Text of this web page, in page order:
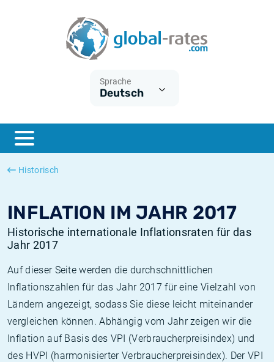
Sprache
Deutsch
Historisch
INFLATION IM JAHR 2017
Historische internationale Inflationsraten für das
Jahr 2017
Auf dieser Seite werden die durchschnittlichen
Inflationszahlen für das Jahr 2017 für eine Vielzahl von
Ländern angezeigt, sodass Sie diese leicht miteinander
vergleichen können. Abhängig vom Jahr zeigen wir die
Inflation auf Basis des VPI (Verbraucherpreisindex) und
des HVPI (harmonisierter Verbraucherpreisindex). Der VPI
ESTER
SONIA
Was ist die VPI-Inflation?
Was ist die HVPI-Inflation?
Deutsche inflation
Europäische inflation
Historische Euribor-Sätze
Historische ESTER-Sätze
Historische SOFR-Sätze
Historische SONIA-Sätze
Inflationsrechner